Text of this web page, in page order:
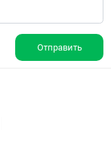
Отправить